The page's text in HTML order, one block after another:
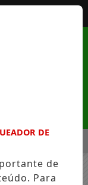
INSCRIÇÕES
DE
de
Para